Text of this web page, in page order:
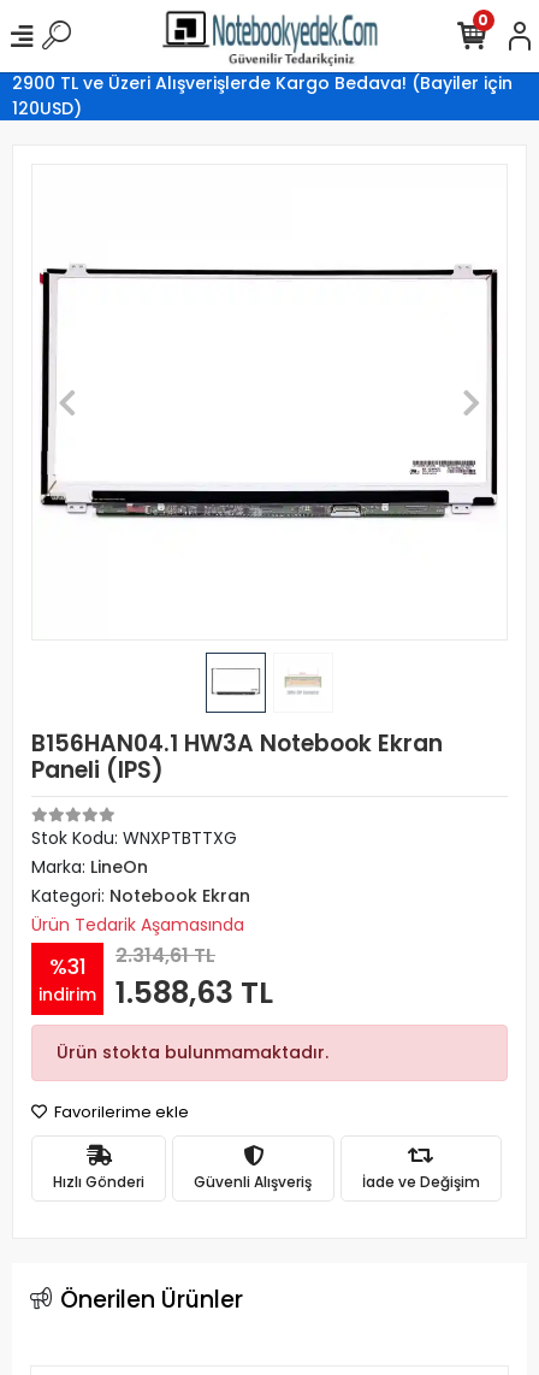
2900 TL ve Üzeri Alışverişlerde Kargo Bedava! (Bayiler için
120USD)
0
B156HAN04.1 HW3A Notebook Ekran
Paneli (IPS)
Stok Kodu: WNXPTBTTXG
Marka: LineOn
Kategori: Notebook Ekran
Ürün Tedarik Aşamasında
%31
indirim
2.314,61 TL
1.588,63 TL
Ürün stokta bulunmamaktadır.
Favorilerime ekle
Hızlı Gönderi Güvenli Alışveriş İade ve Değişim
Önerilen Ürünler